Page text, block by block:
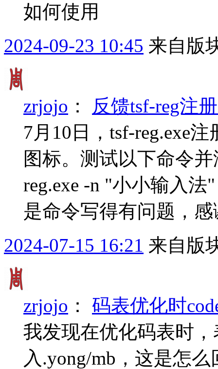
如何使用
2024-09-23 10:45 来自版
zrjojo ：
反馈tsf-reg注
7月10日，tsf-reg.exe
图标。测试以下命令
reg.exe -n "小小输入
是命令写得有问题，
2024-07-15 16:21 来自版
zrjojo ： 码表优化时
我发现在优化码表时
入.yong/mb，这是怎